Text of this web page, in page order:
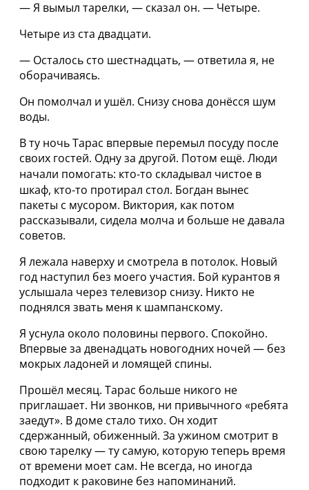
— Я вымыл тарелки, — сказал он. — Четыре.
Четыре из ста двадцати.
— Осталось сто шестнадцать, — ответила я, не
оборачиваясь.
Он помолчал и ушёл. Снизу снова донёсся шум
воды.
В ту ночь Тарас впервые перемыл посуду после
своих гостей. Одну за другой. Потом ещё. Люди
начали помогать: кто‑то складывал чистое в
шкаф, кто‑то протирал стол. Богдан вынес
пакеты с мусором. Виктория, как потом
рассказывали, сидела молча и больше не давала
советов.
Я лежала наверху и смотрела в потолок. Новый
год наступил без моего участия. Бой курантов я
услышала через телевизор снизу. Никто не
поднялся звать меня к шампанскому.
Я уснула около половины первого. Спокойно.
Впервые за двенадцать новогодних ночей — без
мокрых ладоней и ломящей спины.
Прошёл месяц. Тарас больше никого не
приглашает. Ни звонков, ни привычного «ребята
заедут». В доме стало тихо. Он ходит
сдержанный, обиженный. За ужином смотрит в
свою тарелку — ту самую, которую теперь время
от времени моет сам. Не всегда, но иногда
подходит к раковине без напоминаний.